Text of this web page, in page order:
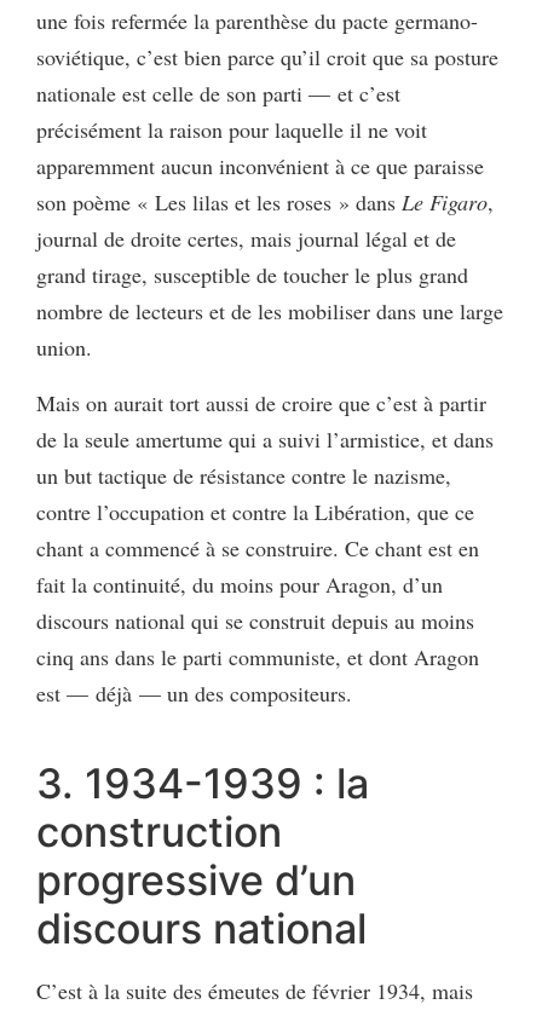
une fois refermée la parenthèse du pacte germano-
soviétique, c’est bien parce qu’il croit que sa posture
nationale est celle de son parti — et c’est
précisément la raison pour laquelle il ne voit
apparemment aucun inconvénient à ce que paraisse
son poème « Les lilas et les roses » dans Le Figaro,
journal de droite certes, mais journal légal et de
grand tirage, susceptible de toucher le plus grand
nombre de lecteurs et de les mobiliser dans une large
union.
Mais on aurait tort aussi de croire que c’est à partir
de la seule amertume qui a suivi l’armistice, et dans
un but tactique de résistance contre le nazisme,
contre l’occupation et contre la Libération, que ce
chant a commencé à se construire. Ce chant est en
fait la continuité, du moins pour Aragon, d’un
discours national qui se construit depuis au moins
cinq ans dans le parti communiste, et dont Aragon
est — déjà — un des compositeurs.
3. 1934-1939 : la
construction
progressive d’un
discours national
C’est à la suite des émeutes de février 1934, mais